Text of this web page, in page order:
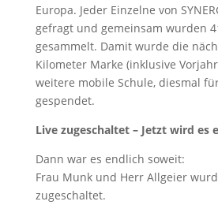
Europa. Jeder Einzelne von
gefragt und gemeinsam wurden
gesammelt. Damit wurde die
Kilometer Marke (inklusive
weitere mobile Schule, diesmal
gespendet.
Live zugeschaltet – Jetzt wird es
Dann war es endlich soweit:
Frau Munk und Herr Allgeier
zugeschaltet.